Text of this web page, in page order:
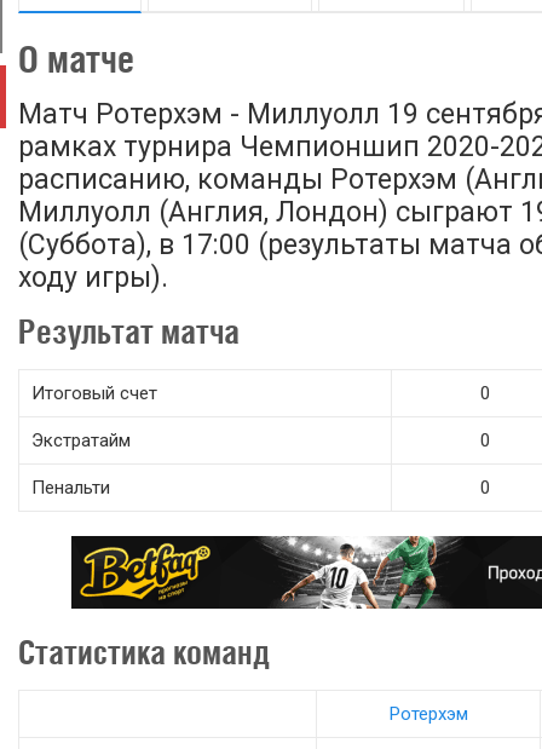
О матче
Матч Ротерхэм - Миллуолл 19
рамках турнира Чемпионшип 2020-
расписанию, команды Ротерхэм
Миллуолл (Англия, Лондон) сыграют
(Суббота), в 17:00 (результаты матча
ходу игры).
Результат матча
Итоговый счет 0
Экстратайм 0
Пенальти 0
Статистика команд
Ротерхэм